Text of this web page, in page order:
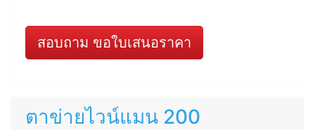
สอบถาม ขอใบเสนอราคา
ตาข่ายไวน์แมน 200